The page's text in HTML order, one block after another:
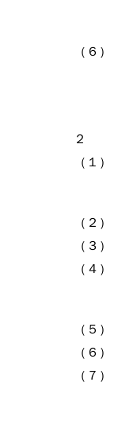
（６）
２
（１）
（２）
（３）
（４）
（５）
（６）
（７）